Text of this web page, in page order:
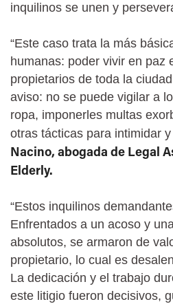
inquilinos se unen y
“Este caso trata la más
humanas: poder vivir en paz
propietarios de toda la
aviso: no se puede vigilar a
ropa, imponerles multas
otras tácticas para intimidar y
Nacino, abogada de Legal
Elderly.
“Estos inquilinos
Enfrentados a un acoso y
absolutos, se armaron de
propietario, lo cual es
La dedicación y el trabajo
este litigio fueron decisivos,